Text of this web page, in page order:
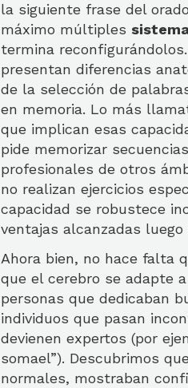
la siguiente frase del
máximo múltiples
termina
presentan diferencias
de la selección de
en memoria. Lo más
que implican esas
pide memorizar
profesionales de otros
no realizan ejercicios
capacidad se robustece
ventajas alcanzadas
Ahora bien, no hace falta
que el cerebro se adapte
personas que dedicaban
individuos que pasan
devienen expertos (por
somael”). Descubrimos
normales, mostraban